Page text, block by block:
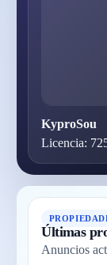
KyproSou
Licencia:
Últimas
Anuncios